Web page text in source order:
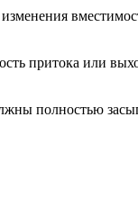
притока или
полно­стью